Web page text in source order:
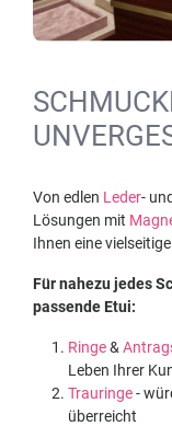
Von edlen Leder-
Lösungen mit
Ihnen eine
Für nahezu jedes
passende Etui:
Ringe&
Leben Ihrer
Trauringe-
überreicht